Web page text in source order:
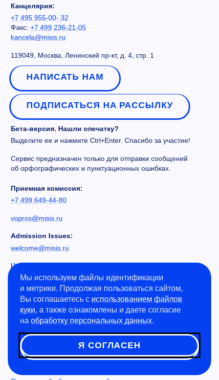
Канцелярия:
+7 495 955-00- 32
Факс: +7 499 236-21-05
kancela@misis.ru
119049, Москва, Ленинский пр-кт, д. 4, стр. 1
НАПИСАТЬ НАМ
ПОДПИСАТЬСЯ НА РАССЫЛКУ
Бета-версия. Нашли опечатку?
Выделите ее и нажмите Ctrl+Enter. Спасибо за участие!
Сервис предназначен только для отправки сообщений
об орфографических и пунктуационных ошибках.
Приемная комиссия:
+7 499 649-44-80
vopros@misis.ru
Admission Issues:
welcome@misis.ru
Центр коммерциализации технологий
+7 495 638-46-57
cctt@misis.ru
Техническая поддержка сайта:
site@edu.misis.ru
Карта сайта
Мы используем файлы идентификации
и метрики. Продолжая пользоваться сайтом,
Вы соглашаетесь с использованием файлов
куки, а также ознакомлены и даете согласие
на обработку персональных данных.
Я СОГЛАСЕН